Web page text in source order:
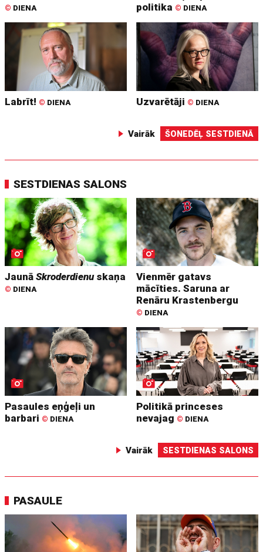
© DIENA
politika © DIENA
Labrīt! © DIENA Uzvarētāji © DIENA
Vairāk ŠONEDĒĻ SESTDIENĀ
SESTDIENAS SALONS
JaunāSkroderdienuskaņa
© DIENA
Vienmēr gatavs
mācīties. Saruna ar
Renāru Krastenbergu
© DIENA
Pasaules eņģeļi un
barbari © DIENA
Politikā princeses
nevajag © DIENA
Vairāk SESTDIENAS SALONS
PASAULE